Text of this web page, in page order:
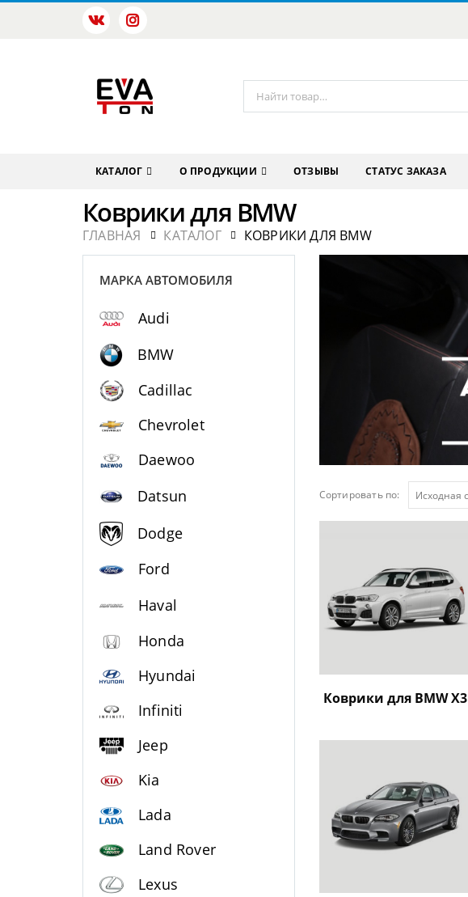
КАТАЛОГ О ПРОДУКЦИИ ОТЗЫВЫ СТАТУС ЗАКАЗА
Коврики для BMW
ГЛАВНАЯ КАТАЛОГ КОВРИКИ ДЛЯ BMW
Сортировать по:
Коврики для BMW X3
МАРКА АВТОМОБИЛЯ
Audi
BMW
Cadillac
Chevrolet
Daewoo
Datsun
Dodge
Ford
Haval
Honda
Hyundai
Infiniti
Jeep
Kia
Lada
Land Rover
Lexus